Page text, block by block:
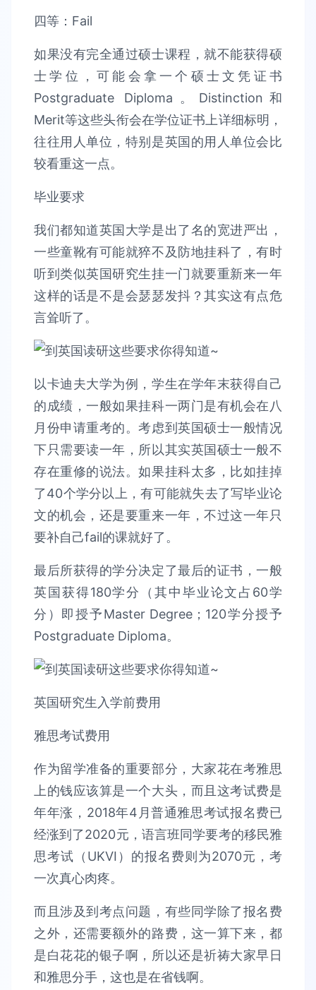
四等：Fail
如果没有完全通过硕士课程，就不能获得硕
士学位，可能会拿一个硕士文凭证书
Postgraduate Diploma。Distinction和
Merit等这些头衔会在学位证书上详细标明，
往往用人单位，特别是英国的用人单位会比
较看重这一点。
毕业要求
我们都知道英国大学是出了名的宽进严出，
一些童靴有可能就猝不及防地挂科了，有时
听到类似英国研究生挂一门就要重新来一年
这样的话是不是会瑟瑟发抖？其实这有点危
言耸听了。
以卡迪夫大学为例，学生在学年末获得自己
的成绩，一般如果挂科一两门是有机会在八
月份申请重考的。考虑到英国硕士一般情况
下只需要读一年，所以其实英国硕士一般不
存在重修的说法。如果挂科太多，比如挂掉
了40个学分以上，有可能就失去了写毕业论
文的机会，还是要重来一年，不过这一年只
要补自己fail的课就好了。
最后所获得的学分决定了最后的证书，一般
英国获得180学分（其中毕业论文占60学
分）即授予Master Degree；120学分授予
Postgraduate Diploma。
英国研究生入学前费用
雅思考试费用
作为留学准备的重要部分，大家花在考雅思
上的钱应该算是一个大头，而且这考试费是
年年涨，2018年4月普通雅思考试报名费已
经涨到了2020元，语言班同学要考的移民雅
思考试（UKVI）的报名费则为2070元，考
一次真心肉疼。
而且涉及到考点问题，有些同学除了报名费
之外，还需要额外的路费，这一算下来，都
是白花花的银子啊，所以还是祈祷大家早日
和雅思分手，这也是在省钱啊。